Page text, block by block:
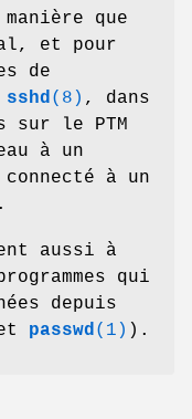
que
et pour
de
sshd(8) , dans
sur le PTM
à un
à un
aussi à
qui
depuis
passwd(1) ).